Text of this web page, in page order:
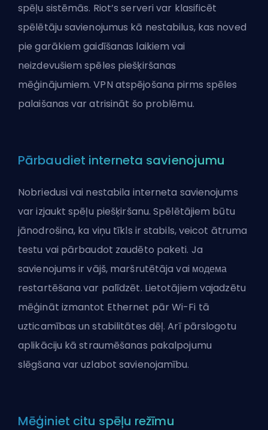
spēļu sistēmās. Riot’s serveri var klasificēt
spēlētāju savienojumus kā nestabilus, kas noved
pie garākiem gaidīšanas laikiem vai
neizdevušiem spēles piešķiršanas
mēģinājumiem. VPN atspējošana pirms spēles
palaišanas var atrisināt šo problēmu.
Pārbaudiet interneta savienojumu
Nobriedusi vai nestabila interneta savienojums
var izjaukt spēļu piešķiršanu. Spēlētājiem būtu
jānodrošina, ka viņu tīkls ir stabils, veicot ātruma
testu vai pārbaudot zaudēto paketi. Ja
savienojums ir vājš, maršrutētāja vai модема
restartēšana var palīdzēt. Lietotājiem vajadzētu
mēģināt izmantot Ethernet pār Wi-Fi tā
uzticamības un stabilitātes dēļ. Arī pārslogotu
aplikāciju kā straumēšanas pakalpojumu
slēgšana var uzlabot savienojamību.
Mēģiniet citu spēļu režīmu